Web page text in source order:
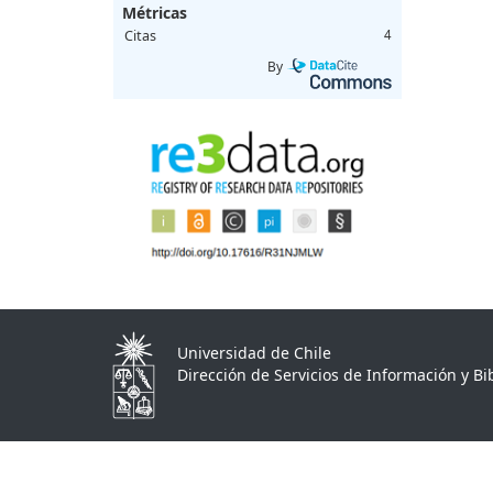
Métricas
Citas 4
By
Universidad de Chile
Dirección de Servicios de Información y